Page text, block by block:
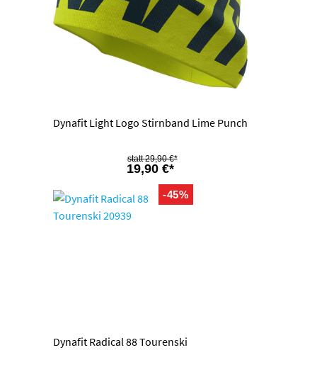
Dynafit Light Logo Stirnband Lime Punch
19,90 €*
29,90 €*
-45%
Dynafit Radical 88 Tourenski